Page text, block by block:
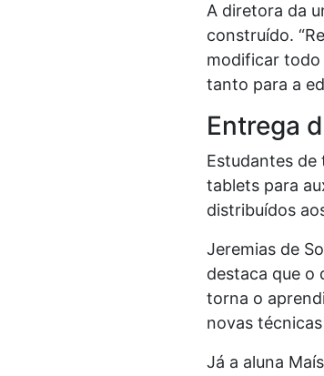
A diretora da
construído.
modificar todo
tanto para a
Entrega
Estudantes de
tablets para
distribuídos
Jeremias de
destaca que o
torna o
novas
Já a aluna